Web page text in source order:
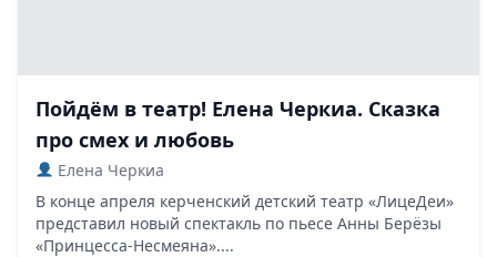
Пойдём в театр! Елена Черкиа. Сказка
про смех и любовь
Елена Черкиа
В конце апреля керченский детский театр «ЛицеДеи»
представил новый спектакль по пьесе Анны Берёзы
«Принцесса-Несмеяна»....